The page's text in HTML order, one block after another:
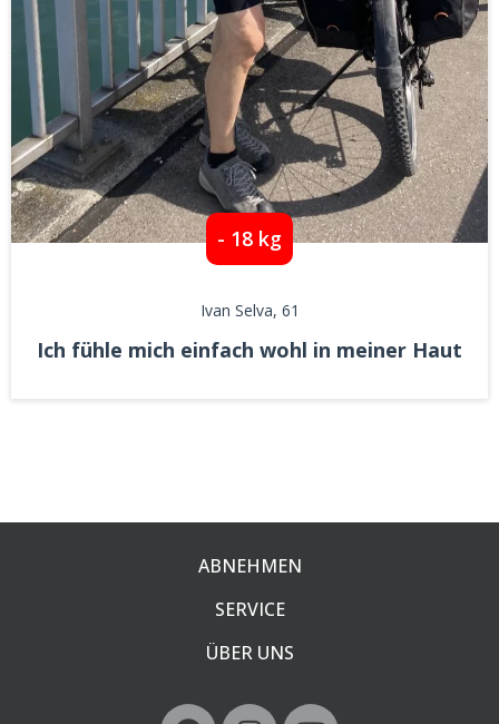
- 18 kg
Ivan Selva, 61
Ich fühle mich einfach wohl in meiner Haut
ABNEHMEN
SERVICE
ÜBER UNS